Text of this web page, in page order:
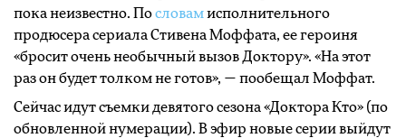
пока неизвестно. Пословамисполнительного
продюсера сериала Стивена Моффата, ее героиня
«бросит очень необычный вызов Доктору». «На этот
раз он будет толком не готов», — пообещал Моффат.
Сейчас идут съемки девятого сезона «Доктора Кто» (по
обновленной нумерации). В эфир новые серии выйдут